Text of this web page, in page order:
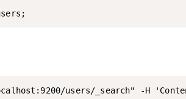
users/_search" -H